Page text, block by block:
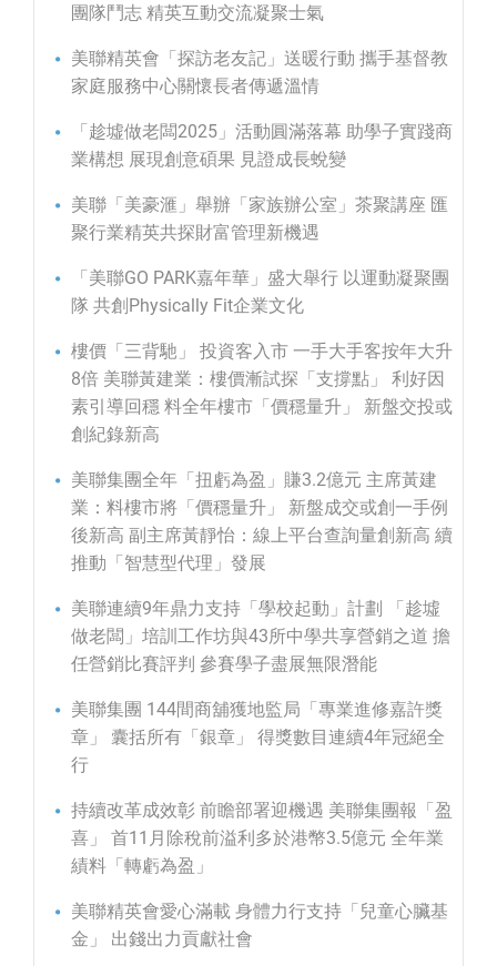
團隊鬥志 精英互動交流凝聚士氣
美聯精英會「探訪老友記」送暖行動 攜手基督教
家庭服務中心關懷長者傳遞溫情
「趁墟做老闆2025」活動圓滿落幕 助學子實踐商
業構想 展現創意碩果 見證成長蛻變
美聯「美豪滙」舉辦「家族辦公室」茶聚講座 匯
聚行業精英共探財富管理新機遇
「美聯GO PARK嘉年華」盛大舉行 以運動凝聚團
隊 共創Physically Fit企業文化
樓價「三背馳」 投資客入市 一手大手客按年大升
8倍 美聯黃建業：樓價漸試探「支撐點」 利好因
素引導回穩 料全年樓市「價穩量升」 新盤交投或
創紀錄新高
美聯集團全年「扭虧為盈」賺3.2億元 主席黃建
業：料樓市將「價穩量升」 新盤成交或創一手例
後新高 副主席黃靜怡：線上平台查詢量創新高 續
推動「智慧型代理」發展
美聯連續9年鼎力支持「學校起動」計劃 「趁墟
做老闆」培訓工作坊與43所中學共享營銷之道 擔
任營銷比賽評判 參賽學子盡展無限潛能
美聯集團 144間商舖獲地監局「專業進修嘉許獎
章」 囊括所有「銀章」 得獎數目連續4年冠絕全
行
持續改革成效彰 前瞻部署迎機遇 美聯集團報「盈
喜」 首11月除稅前溢利多於港幣3.5億元 全年業
績料「轉虧為盈」
美聯精英會愛心滿載 身體力行支持「兒童心臟基
金」 出錢出力貢獻社會